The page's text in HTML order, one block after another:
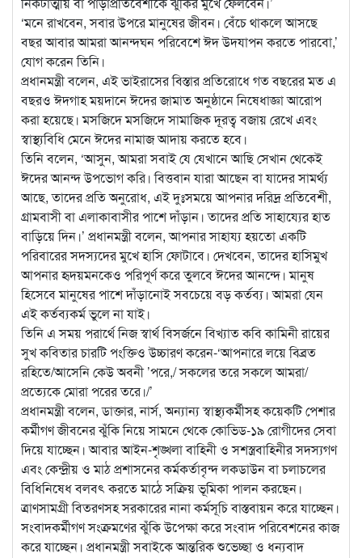
‘মনে রাখবেন, সবার উপরে মানুষের জীবন। বেঁচে থাকলে আসছে
বছর আবার আমরা আনন্দঘন পরিবেশে ঈদ উদযাপন করতে পারবো,’
যোগ করেন তিনি।
প্রধানমন্ত্রী বলেন, এই ভাইরাসের বিস্তার প্রতিরোধে গত বছরের মত এ
বছরও ঈদগাহ ময়দানে ঈদের জামাত অনুষ্ঠানে নিষেধাজ্ঞা আরোপ
করা হয়েছে। মসজিদে মসজিদে সামাজিক দূরত্ব বজায় রেখে এবং
স্বাস্থ্যবিধি মেনে ঈদের নামাজ আদায় করতে হবে।
তিনি বলেন, ‘আসুন, আমরা সবাই যে যেখানে আছি সেখান থেকেই
ঈদের আনন্দ উপভোগ করি। বিত্তবান যারা আছেন বা যাদের সামর্থ্য
আছে, তাদের প্রতি অনুরোধ, এই দুঃসময়ে আপনার দরিদ্র প্রতিবেশী,
গ্রামবাসী বা এলাকাবাসীর পাশে দাঁড়ান। তাদের প্রতি সাহায্যের হাত
বাড়িয়ে দিন।’ প্রধানমন্ত্রী বলেন, আপনার সাহায্য হয়তো একটি
পরিবারের সদস্যদের মুখে হাসি ফোটাবে। দেখবেন, তাদের হাসিমুখ
আপনার হৃদয়মনকেও পরিপূর্ণ করে তুলবে ঈদের আনন্দে। মানুষ
হিসেবে মানুষের পাশে দাঁড়ানোই সবচেয়ে বড় কর্তব্য। আমরা যেন
এই কর্তব্যকর্ম ভুলে না যাই।
তিনি এ সময় পরার্থে নিজ স্বার্থ বিসর্জনে বিখ্যাত কবি কামিনী রায়ের
সুখ কবিতার চারটি পংক্তিও উচ্চারণ করেন-‘আপনারে লয়ে বিব্রত
রহিতে/আসেনি কেউ অবনী ’পরে,/ সকলের তরে সকলে আমরা/
প্রত্যেকে মোরা পরের তরে।/’
প্রধানমন্ত্রী বলেন, ডাক্তার, নার্স, অন্যান্য স্বাস্থ্যকর্মীসহ কয়েকটি পেশার
কর্মীগণ জীবনের ঝুঁকি নিয়ে সামনে থেকে কোভিড-১৯ রোগীদের সেবা
দিয়ে যাচ্ছেন। আবার আইন-শৃঙ্খলা বাহিনী ও সশস্ত্রবাহিনীর সদস্যগণ
এবং কেন্দ্রীয় ও মাঠ প্রশাসনের কর্মকর্তাবৃন্দ লকডাউন বা চলাচলের
বিধিনিষেধ বলবৎ করতে মাঠে সক্রিয় ভূমিকা পালন করছেন।
ত্রাণসামগ্রী বিতরণসহ সরকারের নানা কর্মসূচি বাস্তবায়ন করে যাচ্ছেন।
সংবাদকর্মীগণ সংক্রমণের ঝুঁকি উপেক্ষা করে সংবাদ পরিবেশনের কাজ
করে যাচ্ছেন। প্রধানমন্ত্রী সবাইকে আন্তরিক শুভেচ্ছা ও ধন্যবাদ